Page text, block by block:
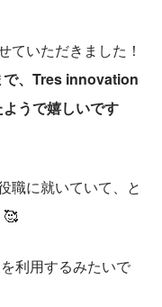
ていただきました！
で、Tres innovation
うで嬉しいです
職に就いていて、と
🥰
利用するみたいで